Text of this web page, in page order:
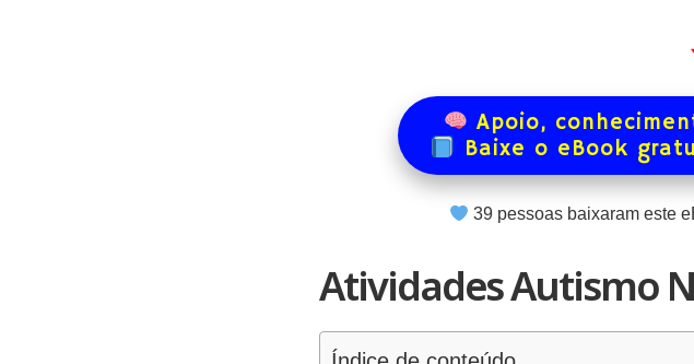
Apoio,
Baixe o eBook
39pessoas baixaram este
Atividades Autismo